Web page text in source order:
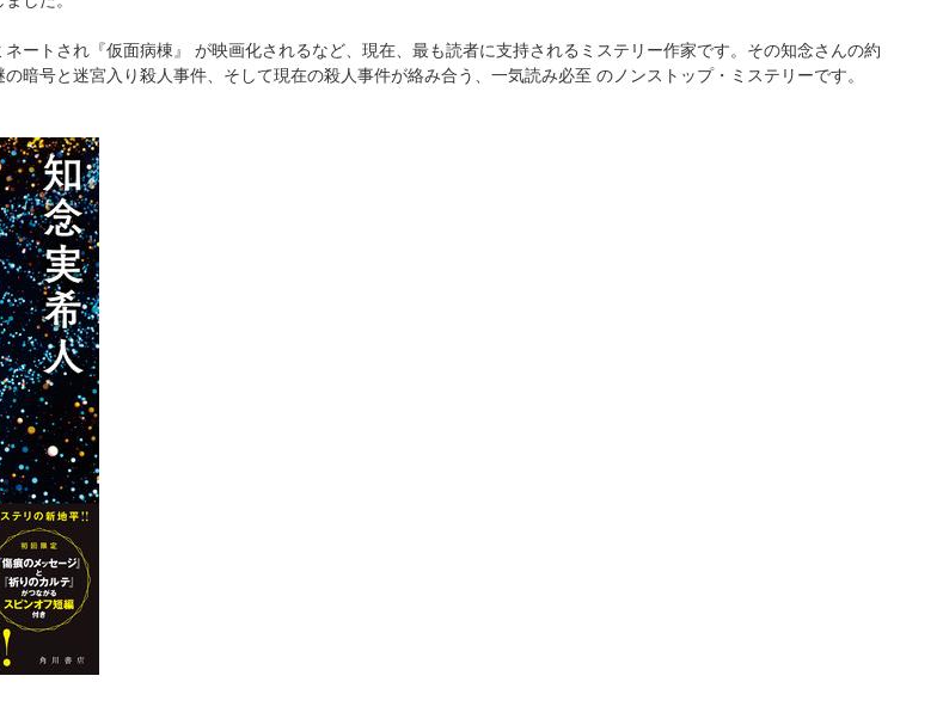
ートされ『仮面病棟』 が映画化されるなど、現在、最も読者に支持されるミステリー作家です。その知念さんの約
暗号と迷宮入り殺人事件、そして現在の殺人事件が絡み合う、一気読み必至 のノンストップ・ミステリーです。